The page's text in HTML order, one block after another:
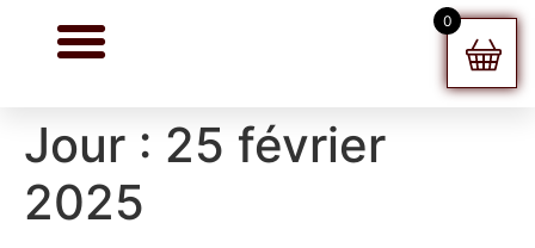
0
Jour : 25 février
2025